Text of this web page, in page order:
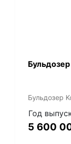
Бульдозер
Год
5 600